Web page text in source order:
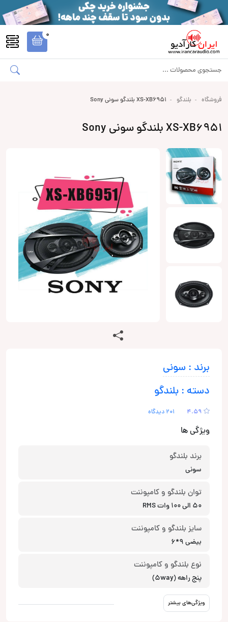
0
فروشگاه بلندگو XS-XB6951 بلندگو سونی Sony
XS-XB6951 بلندگو سونی Sony
برند : سونی
دسته : بلندگو
4.59 201 دیدگاه
ویژگی ها
برند بلندگو
سونی
توان بلندگو و کامپوننت
50 الی 100 وات RMS
سایز بلندگو و کامپوننت
بیضی 9*6
نوع بلندگو و کامپوننت
پنج راهه (5way)
ویژگی‌های بیشتر